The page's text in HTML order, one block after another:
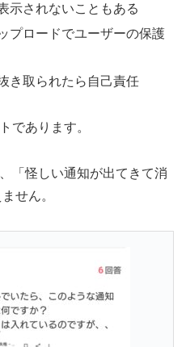
示されないこともある
プロードでユーザーの保護
き取られたら自己責任
であります。
「怪しい通知が出てきて消
せん。